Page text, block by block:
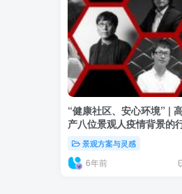
“健康社区、安心环境” |
产八位景观人疫情背景的
景观方案与灵感
6年前